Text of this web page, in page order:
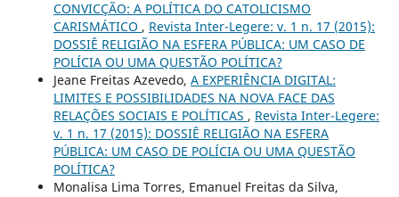
CONVICÇÃO: A POLÍTICA DO CATOLICISMO
CARISMÁTICO , Revista Inter-Legere: v. 1 n. 17 (2015):
DOSSIÊ RELIGIÃO NA ESFERA PÚBLICA: UM CASO DE
POLÍCIA OU UMA QUESTÃO POLÍTICA?
Jeane Freitas Azevedo, A EXPERIÊNCIA DIGITAL:
LIMITES E POSSIBILIDADES NA NOVA FACE DAS
RELAÇÕES SOCIAIS E POLÍTICAS , Revista Inter-Legere:
v. 1 n. 17 (2015): DOSSIÊ RELIGIÃO NA ESFERA
PÚBLICA: UM CASO DE POLÍCIA OU UMA QUESTÃO
POLÍTICA?
Monalisa Lima Torres, Emanuel Freitas da Silva,